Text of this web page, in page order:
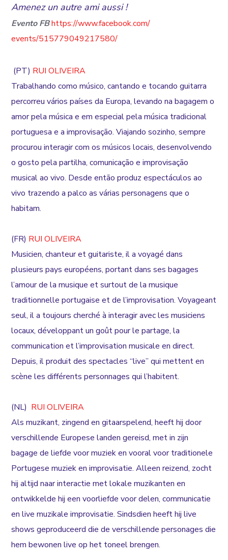
Amenez un autre ami aussi !
Evento FBhttps://www.facebook.com/
events/515779049217580/
(PT) RUI OLIVEIRA
Trabalhando como músico, cantando e tocando guitarra
percorreu vários países da Europa, levando na bagagem o
amor pela música e em especial pela música tradicional
portuguesa e a improvisação. Viajando sozinho, sempre
procurou interagir com os músicos locais, desenvolvendo
o gosto pela partilha, comunicação e improvisação
musical ao vivo. Desde então produz espectáculos ao
vivo trazendo a palco as várias personagens que o
habitam.
(FR) RUI OLIVEIRA
Musicien, chanteur et guitariste, il a voyagé dans
plusieurs pays européens, portant dans ses bagages
l’amour de la musique et surtout de la musique
traditionnelle portugaise et de l’improvisation. Voyageant
seul, il a toujours cherché à interagir avec les musiciens
locaux, développant un goût pour le partage, la
communication et l’improvisation musicale en direct.
Depuis, il produit des spectacles “live” qui mettent en
scène les différents personnages qui l’habitent.
(NL) RUI OLIVEIRA
Als muzikant, zingend en gitaarspelend, heeft hij door
verschillende Europese landen gereisd, met in zijn
bagage de liefde voor muziek en vooral voor traditionele
Portugese muziek en improvisatie. Alleen reizend, zocht
hij altijd naar interactie met lokale muzikanten en
ontwikkelde hij een voorliefde voor delen, communicatie
en live muzikale improvisatie. Sindsdien heeft hij live
shows geproduceerd die de verschillende personages die
hem bewonen live op het toneel brengen.